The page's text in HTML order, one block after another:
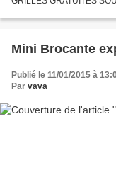
Mini Brocante
Publié le 11/01/2015 à
Par vava